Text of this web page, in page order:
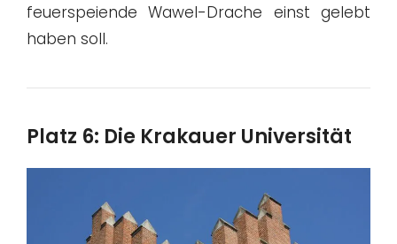
feuerspeiende Wawel-Drache einst gelebt
haben soll.
Platz 6: Die Krakauer Universität